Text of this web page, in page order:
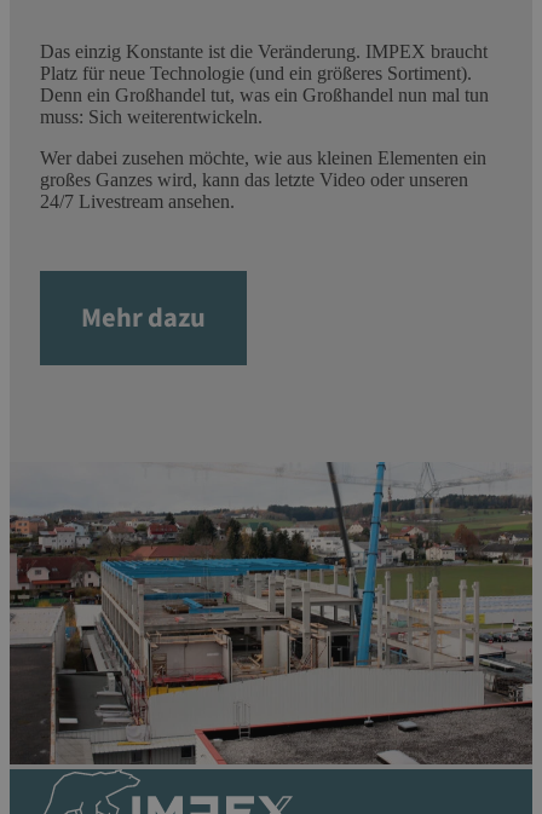
Das einzig Konstante ist die Veränderung. IMPEX braucht
Platz für neue Technologie (und ein größeres Sortiment).
Denn ein Großhandel tut, was ein Großhandel nun mal tun
muss: Sich weiterentwickeln.
Wer dabei zusehen möchte, wie aus kleinen Elementen ein
großes Ganzes wird, kann das letzte Video oder unseren
24/7 Livestream ansehen.
Mehr dazu